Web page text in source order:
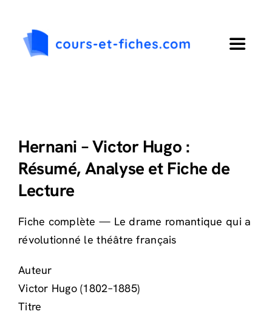
contenu
Toggle
Collège
Hernani – Victor Hugo :
Résumé, Analyse et Fiche de
Lecture
Fiche complète — Le drame romantique qui a
révolutionné le théâtre français
Auteur
Victor Hugo (1802–1885)
Titre